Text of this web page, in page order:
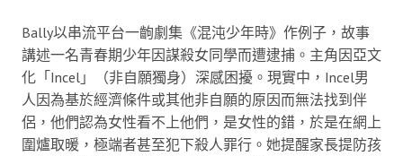
Bally以串流平台一齣劇集《混沌少年時》作例子，故事
講述一名青春期少年因謀殺女同學而遭逮捕。主角因亞文
化「Incel」（非自願獨身）深感困擾。現實中，Incel男
人因為基於經濟條件或其他非自願的原因而無法找到伴
侶，他們認為女性看不上他們，是女性的錯，於是在網上
圍爐取暖，極端者甚至犯下殺人罪行。她提醒家長提防孩